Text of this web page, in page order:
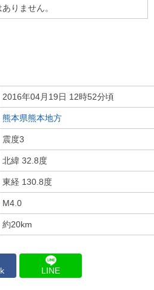
りません。
2016年04月19日 12時52分頃
熊本県熊本地方
震度3
北緯 32.8度
東経 130.8度
M4.0
約20km
LINE